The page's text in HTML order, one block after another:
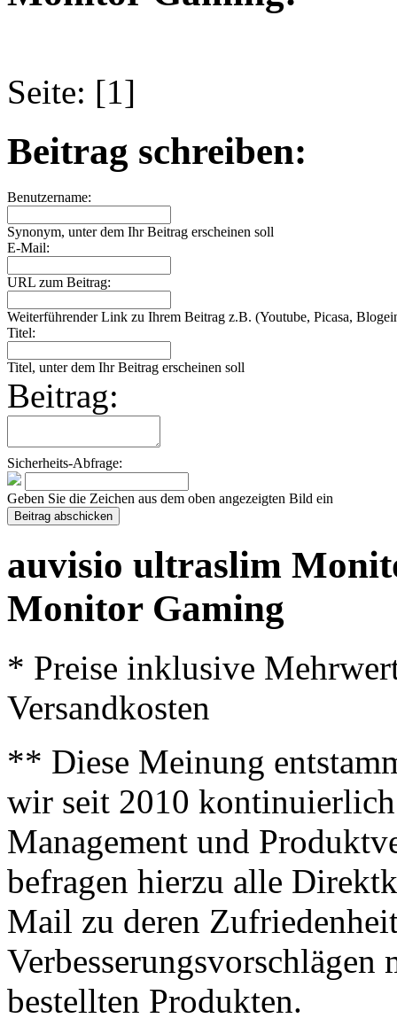
Seite: [1]
Beitrag schreiben:
Benutzername:
Synonym, unter dem Ihr Beitrag erscheinen soll
E-Mail:
URL zum Beitrag:
Weiterführender Link zu Ihrem Beitrag z.B. (Youtube, Picasa,
Titel:
Titel, unter dem Ihr Beitrag erscheinen soll
Beitrag:
Sicherheits-Abfrage:
Geben Sie die Zeichen aus dem oben angezeigten Bild ein
auvisio ultraslim
Monitor Gaming
* Preise inklusive
Versandkosten
** Diese Meinung
wir seit 2010
Management und
befragen hierzu alle
Mail zu deren
bestellten Produkten.